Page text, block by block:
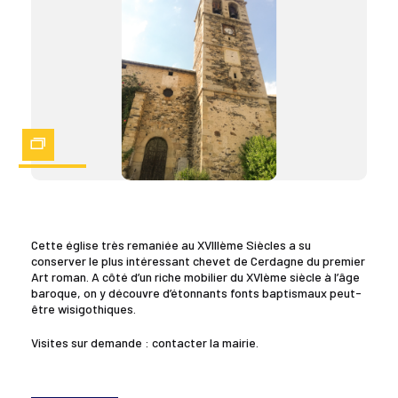
Zoom
Cette église très remaniée au XVIIIème Siècles a su
conserver le plus intéressant chevet de Cerdagne du premier
Art roman. A côté d’un riche mobilier du XVIème siècle à l’âge
baroque, on y découvre d’étonnants fonts baptismaux peut-
être wisigothiques.
Visites sur demande : contacter la mairie.